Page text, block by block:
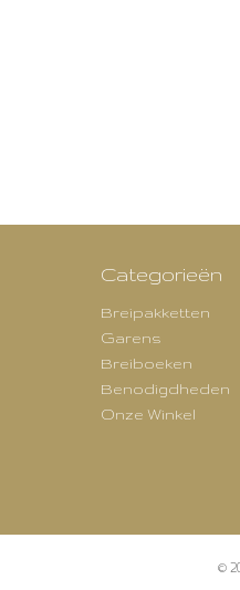
Categorieën
Breipakketten
Garens
Breiboeken
Benodigdheden
Onze Winkel
©